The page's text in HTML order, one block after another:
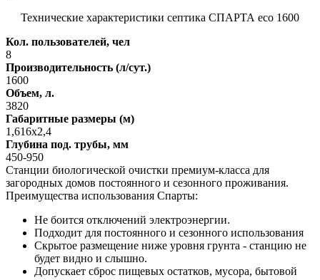
Технические характеристики септика СПАРТА eco 1600
Кол. пользователей, чел
8
Производительность (л/сут.)
1600
Объем, л.
3820
Габаритные размеры (м)
1,616х2,4
Глубина под. трубы, мм
450-950
Станции биологической очистки премиум-класса для
загородных домов постоянного и сезонного проживания.
Преимущества использования Спарты:
Не боится отключений электроэнергии.
Подходит для постоянного и сезонного использования
Скрытое размещение ниже уровня грунта - станцию не
будет видно и слышно.
Допускает сброс пищевых остатков, мусора, бытовой